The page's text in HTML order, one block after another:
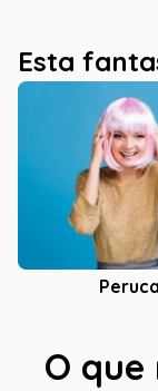
Esta
O que